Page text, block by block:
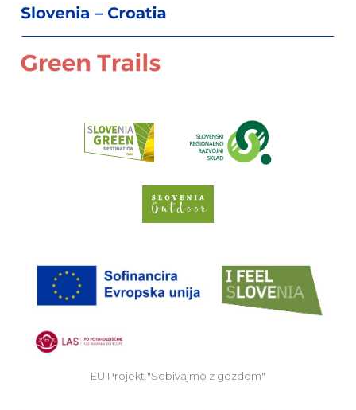
EU Projekt "Sobivajmo z gozdom"